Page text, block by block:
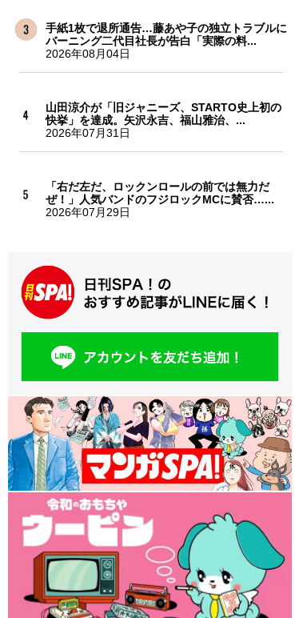
手紙1枚で退所通告…藤あや子の独立トラブルに
バーニング二代目社長が告白「実際の料...
2026年08月04日
山田涼介が「旧ジャニーズ、STARTO史上初の
快挙」を達成。矢沢永吉、福山雅治、...
2026年07月31日
「右だ左だ、ロックンロールの前では無力だ
ぜ！」人気バンドのフジロックMCに賛否…...
2026年07月29日